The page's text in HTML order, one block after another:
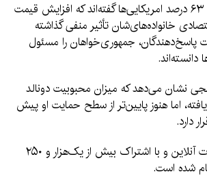
بر بنیاد گزارش، حدود ۶۳ درصد امریکایی‌ها گفته‌اند که افزایش قیمت
خانواده‌های‌شان تأثیر منفی گذاشته
جمهوری‌خواهان را مسئول
نشان می‌دهد که میزان محبوبیت دونالد
اما هنوز پایین‌تر از سطح حمایت او پیش
دارد.
این نظرسنجی به‌صورت آنلاین و با اشتراک بیش از یک‌هزار و ۲۵۰
شده است.